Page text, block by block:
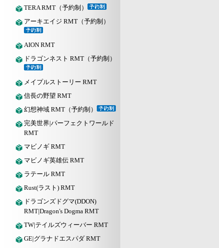
TERA RMT（予約制）
アーキエイジ RMT（予約制）
AION RMT
ドラゴンネスト RMT（予約制）
メイプルストーリー RMT
信長の野望 RMT
幻想神域 RMT（予約制）
完美世界|パーフェクトワールド
RMT
マビノギ RMT
マビノギ英雄伝 RMT
ラテール RMT
Rust(ラスト) RMT
ドラゴンズドグマ(DDON)
RMT|Dragon's Dogma RMT
TW|テイルズウィーバー RMT
GE|グラナドエスパダ RMT